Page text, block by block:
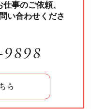
事のご依頼、
い合わせくださ
ら